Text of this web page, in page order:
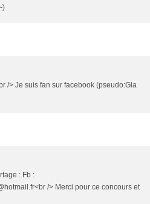
)
/> Je suis fan sur facebook (pseudo:Gla
: Fb :
/> Merci pour ce concours et